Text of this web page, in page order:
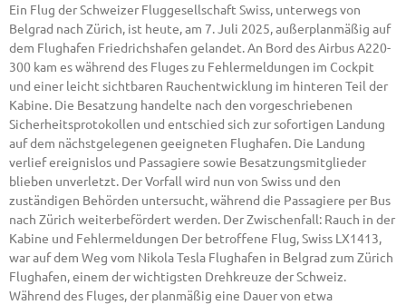
Ein Flug der Schweizer Fluggesellschaft Swiss, unterwegs von
Belgrad nach Zürich, ist heute, am 7. Juli 2025, außerplanmäßig auf
dem Flughafen Friedrichshafen gelandet. An Bord des Airbus A220-
300 kam es während des Fluges zu Fehlermeldungen im Cockpit
und einer leicht sichtbaren Rauchentwicklung im hinteren Teil der
Kabine. Die Besatzung handelte nach den vorgeschriebenen
Sicherheitsprotokollen und entschied sich zur sofortigen Landung
auf dem nächstgelegenen geeigneten Flughafen. Die Landung
verlief ereignislos und Passagiere sowie Besatzungsmitglieder
blieben unverletzt. Der Vorfall wird nun von Swiss und den
zuständigen Behörden untersucht, während die Passagiere per Bus
nach Zürich weiterbefördert werden. Der Zwischenfall: Rauch in der
Kabine und Fehlermeldungen Der betroffene Flug, Swiss LX1413,
war auf dem Weg vom Nikola Tesla Flughafen in Belgrad zum Zürich
Flughafen, einem der wichtigsten Drehkreuze der Schweiz.
Während des Fluges, der planmäßig eine Dauer von etwa